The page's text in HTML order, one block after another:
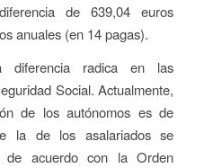
de 639,04 euros
anuales (en 14 pagas).
diferencia radica en las
Social. Actualmente,
de los autónomos es de
la de los asalariados se
de acuerdo con la Orden